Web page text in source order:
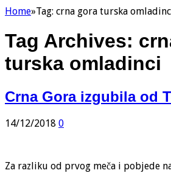
Home»Tag: crna gora turska
Tag Archives:
turska omladinci
Crna Gora izgubila od
14/12/2018 0
Za razliku od prvog meča i pobjede